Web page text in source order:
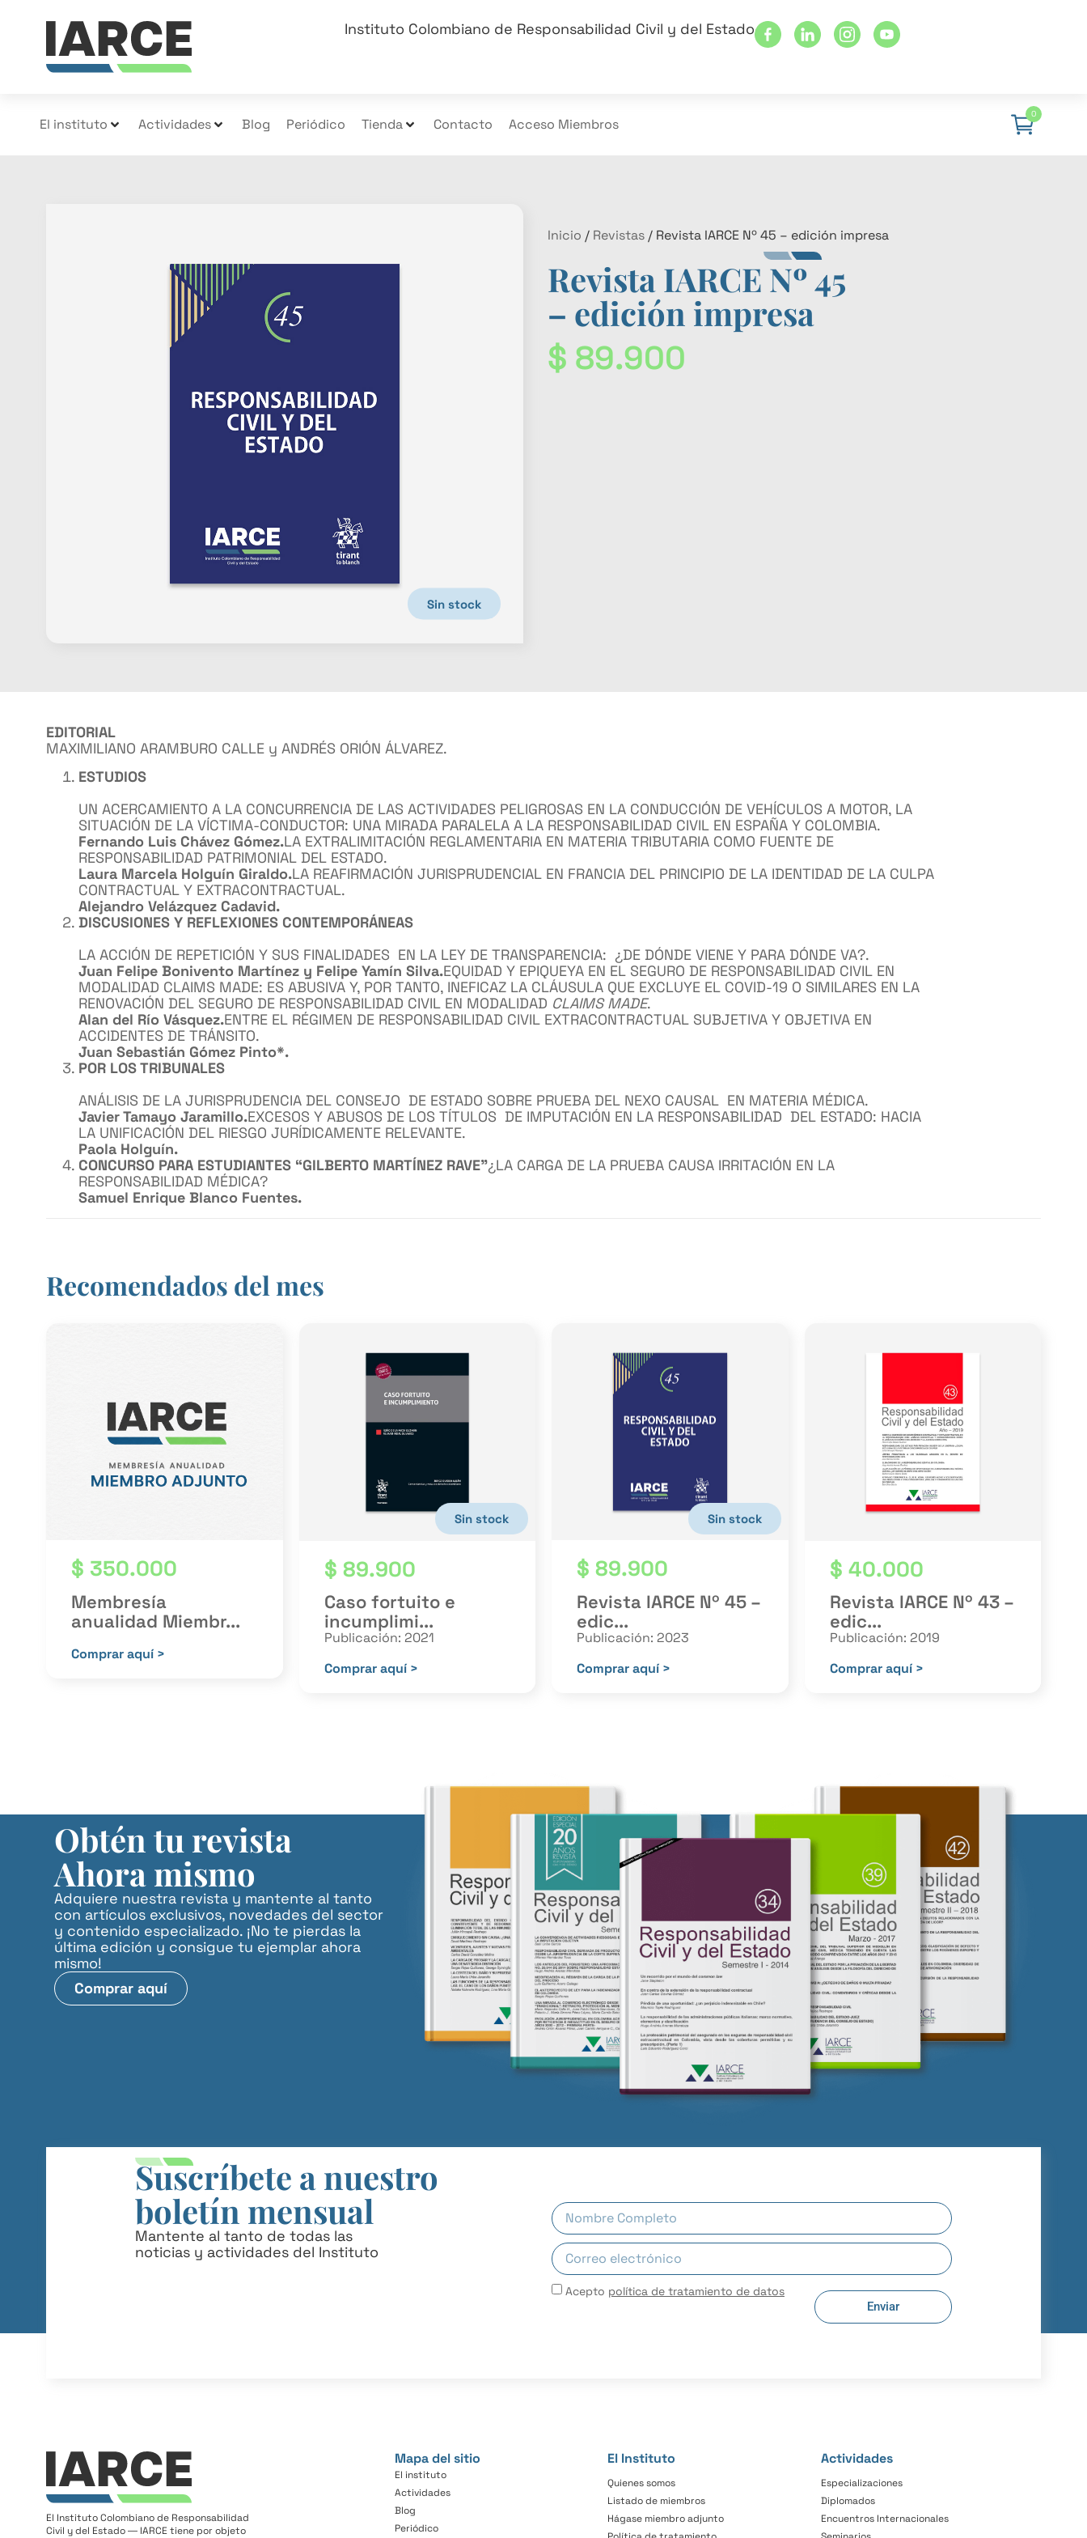
Instituto Colombiano de Responsabilidad Civil y del Estado
El instituto Actividades Blog Periódico Tienda Contacto Acceso Miembros
0
Sin stock
Inicio / Revistas / Revista IARCE Nº 45 – edición impresa
Revista IARCE Nº 45
– edición impresa
$ 89.900
EDITORIAL
MAXIMILIANO ARAMBURO CALLE y ANDRÉS ORIÓN ÁLVAREZ.
ESTUDIOS
UN ACERCAMIENTO A LA CONCURRENCIA DE LAS ACTIVIDADES PELIGROSAS EN LA CONDUCCIÓN DE VEHÍCULOS A MOTOR, LA
SITUACIÓN DE LA VÍCTIMA-CONDUCTOR: UNA MIRADA PARALELA A LA RESPONSABILIDAD CIVIL EN ESPAÑA Y COLOMBIA.
Fernando Luis Chávez Gómez.LA EXTRALIMITACIÓN REGLAMENTARIA EN MATERIA TRIBUTARIA COMO FUENTE DE
RESPONSABILIDAD PATRIMONIAL DEL ESTADO.
Laura Marcela Holguín Giraldo.LA REAFIRMACIÓN JURISPRUDENCIAL EN FRANCIA DEL PRINCIPIO DE LA IDENTIDAD DE LA CULPA
CONTRACTUAL Y EXTRACONTRACTUAL.
Alejandro Velázquez Cadavid.
DISCUSIONES Y REFLEXIONES CONTEMPORÁNEAS
LA ACCIÓN DE REPETICIÓN Y SUS FINALIDADES EN LA LEY DE TRANSPARENCIA: ¿DE DÓNDE VIENE Y PARA DÓNDE VA?.
Juan Felipe Bonivento Martínez y Felipe Yamín Silva.EQUIDAD Y EPIQUEYA EN EL SEGURO DE RESPONSABILIDAD CIVIL EN
MODALIDAD CLAIMS MADE: ES ABUSIVA Y, POR TANTO, INEFICAZ LA CLÁUSULA QUE EXCLUYE EL COVID-19 O SIMILARES EN LA
RENOVACIÓN DEL SEGURO DE RESPONSABILIDAD CIVIL EN MODALIDAD CLAIMS MADE.
Alan del Río Vásquez.ENTRE EL RÉGIMEN DE RESPONSABILIDAD CIVIL EXTRACONTRACTUAL SUBJETIVA Y OBJETIVA EN
ACCIDENTES DE TRÁNSITO.
Juan Sebastián Gómez Pinto*.
POR LOS TRIBUNALES
ANÁLISIS DE LA JURISPRUDENCIA DEL CONSEJO DE ESTADO SOBRE PRUEBA DEL NEXO CAUSAL EN MATERIA MÉDICA.
Javier Tamayo Jaramillo.EXCESOS Y ABUSOS DE LOS TÍTULOS DE IMPUTACIÓN EN LA RESPONSABILIDAD DEL ESTADO: HACIA
LA UNIFICACIÓN DEL RIESGO JURÍDICAMENTE RELEVANTE.
Paola Holguín.
CONCURSO PARA ESTUDIANTES “GILBERTO MARTÍNEZ RAVE”¿LA CARGA DE LA PRUEBA CAUSA IRRITACIÓN EN LA
RESPONSABILIDAD MÉDICA?
Samuel Enrique Blanco Fuentes.
Recomendados del mes
$ 350.000
Membresía
anualidad Miembr...
Comprar aquí >
Sin stock
$ 89.900
Caso fortuito e
incumplimi...
Publicación: 2021
Comprar aquí >
Sin stock
$ 89.900
Revista IARCE Nº 45 –
edic...
Publicación: 2023
Comprar aquí >
$ 40.000
Revista IARCE Nº 43 –
edic...
Publicación: 2019
Comprar aquí >
Obtén tu revista
Ahora mismo
Adquiere nuestra revista y mantente al tanto
con artículos exclusivos, novedades del sector
y contenido especializado. ¡No te pierdas la
última edición y consigue tu ejemplar ahora
mismo!
Comprar aquí
Suscríbete a nuestro
boletín mensual
Mantente al tanto de todas las
noticias y actividades del Instituto
Acepto política de tratamiento de datos
Enviar
El Instituto Colombiano de Responsabilidad
Civil y del Estado ― IARCE tiene por objeto
Mapa del sitio
El instituto
Actividades
Blog
Periódico
El Instituto
Quienes somos
Listado de miembros
Hágase miembro adjunto
Actividades
Especializaciones
Diplomados
Encuentros Internacionales